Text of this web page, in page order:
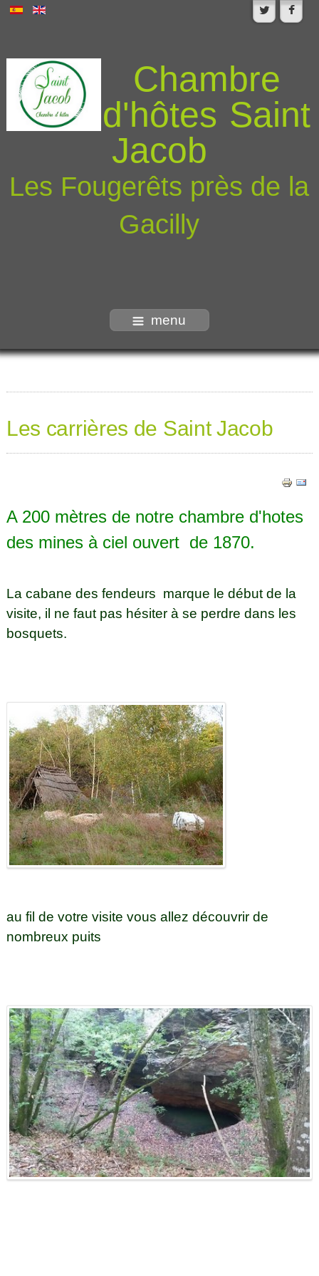
Chambre
d'hôtes Saint
Jacob
Les Fougerêts près de la
Gacilly
menu
Les carrières de Saint Jacob
A 200 mètres de notre chambre d'hotes
des mines à ciel ouvert de 1870.
La cabane des fendeurs marque le début de la
visite, il ne faut pas hésiter à se perdre dans les
bosquets.
au fil de votre visite vous allez découvrir de
nombreux puits